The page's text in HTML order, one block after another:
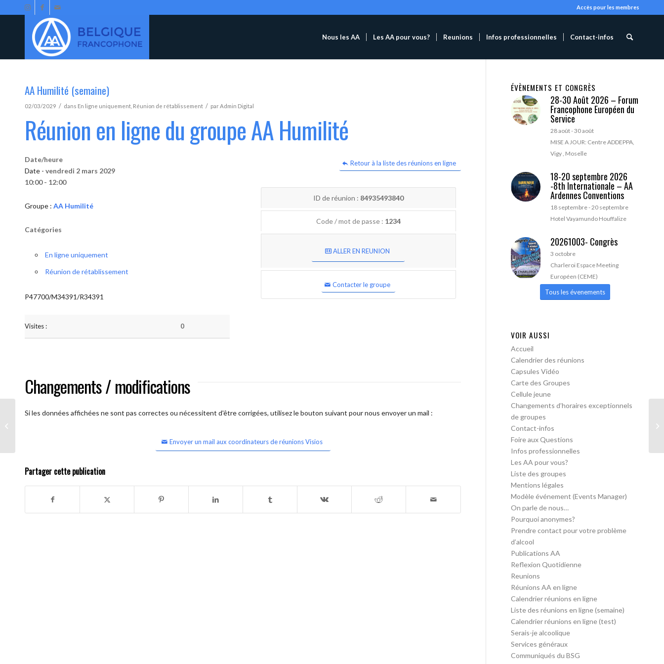
Accès pour les membres
Nous les AA Les AA pour vous? Reunions Infos professionnelles Contact-infos
AA Humilité (semaine)
02/03/2029 / dans En ligne uniquement Réunion de rétablissement / parAdmin Digital
Réunion en ligne du groupe AA Humilité
Retour à la liste des réunions en ligne
Date/heure
Date - vendredi 2 mars 2029
10:00 - 12:00
Groupe : AA Humilité
Catégories
En ligne uniquement
Réunion de rétablissement
P47700/M34391/R34391
Visites : 0
ID de réunion : 84935493840
Code / mot de passe : 1234
ALLER EN REUNION
Contacter le groupe
Changements / modifications
Si les données affichées ne sont pas correctes ou nécessitent d'être corrigées, utilisez le bouton suivant pour nous envoyer un mail :
Envoyer un mail aux coordinateurs de réunions Visios
Partager cette publication
ÉVÈNEMENTS ET CONGRÈS
28-30 Août 2026 – Forum
Francophone Européen du
Service
28 août-30 août
MISE A JOUR: Centre ADDEPPA,
Vigy , Moselle
18-20 septembre 2026
-8th Internationale – AA
Ardennes Conventions
18 septembre-20 septembre
Hotel Vayamundo Houffalize
20261003- Congrès
3 octobre
Charleroi Espace Meeting
Européen (CEME)
Tous les évenements
VOIR AUSSI
Accueil
Calendrier des réunions
Capsules Vidéo
Carte des Groupes
Cellule jeune
Changements d’horaires exceptionnels
de groupes
Contact-infos
Foire aux Questions
Infos professionnelles
Les AA pour vous?
Liste des groupes
Mentions légales
Modèle événement (Events Manager)
On parle de nous…
Pourquoi anonymes?
Prendre contact pour votre problème
d’alcool
Publications AA
Reflexion Quotidienne
Reunions
Réunions AA en ligne
Calendrier réunions en ligne
Liste des réunions en ligne (semaine)
Calendrier réunions en ligne (test)
Serais-je alcoolique
Services généraux
Communiqués du BSG